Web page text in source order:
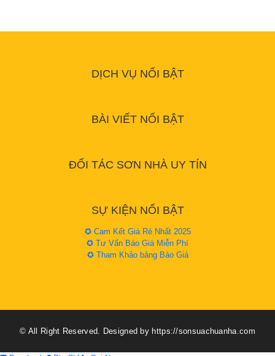
DỊCH VỤ NỔI BẬT
BÀI VIẾT NỔI BẬT
ĐỐI TÁC SƠN NHÀ UY TÍN
SỰ KIỆN NỔI BẬT
✪ Cam Kết Giá Rẻ Nhất 2025
✪ Tư Vấn Báo Giá Miễn Phí
✪ Tham Khảo bảng Báo Giá
© All Right Reserved. Designed by https://sonsuachuanha.com